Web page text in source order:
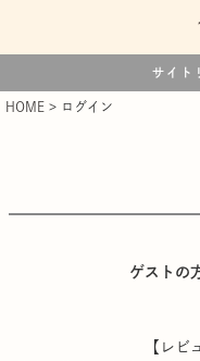
サイト
HOME ログイン
ゲストの
【レビ